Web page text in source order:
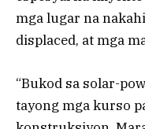
mga lugar na
displaced, at mga
“Bukod sa solar-
tayong mga kurso